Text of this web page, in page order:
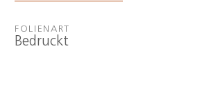
FOLIENART
Bedruckt